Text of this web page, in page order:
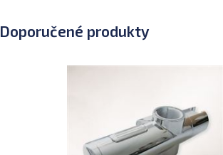
Doporučené produkty